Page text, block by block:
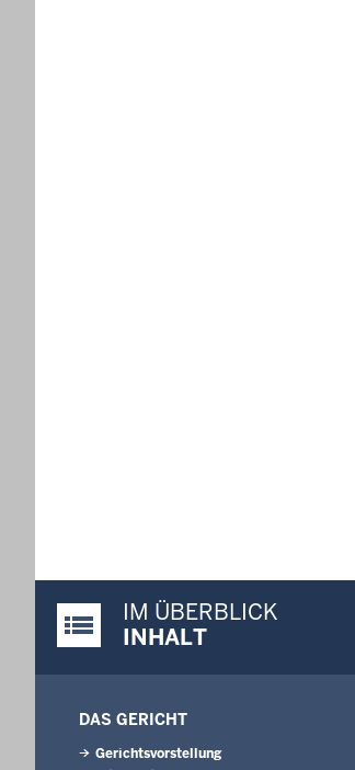
Justiz-Portal im Überblick:
IM ÜBERBLICK
INHALT
DAS GERICHT
Gerichtsvorstellung